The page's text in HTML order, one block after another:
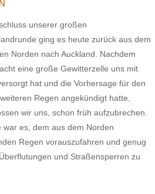
unserer großen
ging es heute zurück aus dem
Norden nach Auckland. Nachdem
eine große Gewitterzelle uns mit
hat und die Vorhersage für den
Regen angekündigt hatte,
wir uns, schon früh aufzubrechen.
war es, dem aus dem Norden
Regen vorauszufahren und genug
und Straßensperren zu